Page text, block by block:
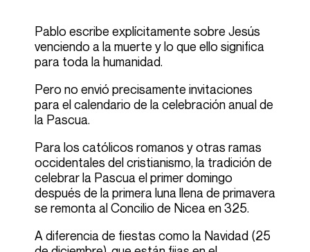
Pablo escribe explícitamente sobre Jesús
venciendo a la muerte y lo que ello significa
para toda la humanidad.
Pero no envió precisamente invitaciones
para el calendario de la celebración anual de
la Pascua.
Para los católicos romanos y otras ramas
occidentales del cristianismo, la tradición de
celebrar la Pascua el primer domingo
después de la primera luna llena de primavera
se remonta al Concilio de Nicea en 325.
A diferencia de fiestas como la Navidad (25